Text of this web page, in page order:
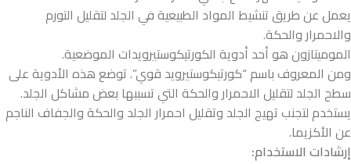
يعمل عن طريق تنشيط المواد الطبيعية في الجلد لتقليل التورم
والاحمرار والحكة.
الموميتازون هو أحد أدوية الكورتيكوستيرويدات الموضعية.
ومن المعروف باسم “كورتيكوستيرويد قوي”. توضع هذه الأدوية على
سطح الجلد لتقليل الاحمرار والحكة التي تسببها بعض مشاكل الجلد.
يستخدم لتجنب تهيج الجلد وتقليل احمرار الجلد والحكة والجفاف الناجم
عن الأكزيما.
إرشادات الاستخدام: